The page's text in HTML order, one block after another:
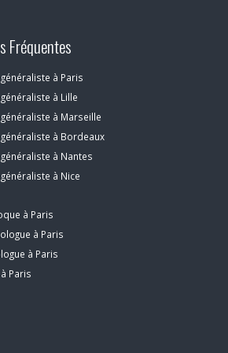
Fréquentes
à Paris
à Lille
à Marseille
à Bordeaux
à Nantes
à Nice
à Paris
à Paris
à Paris
Paris